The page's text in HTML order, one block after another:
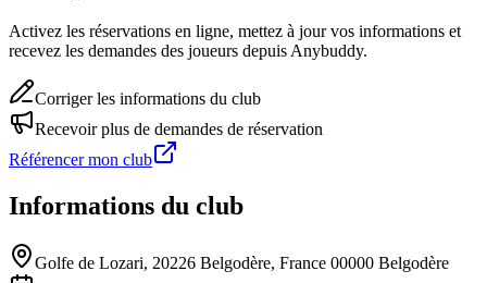
Activez les réservations en ligne, mettez à jour vos informations et
recevez les demandes des joueurs depuis Anybuddy.
Corriger les informations du club
Recevoir plus de demandes de réservation
Référencer mon club
Informations du club
Golfe de Lozari, 20226 Belgodère, France 00000 Belgodère